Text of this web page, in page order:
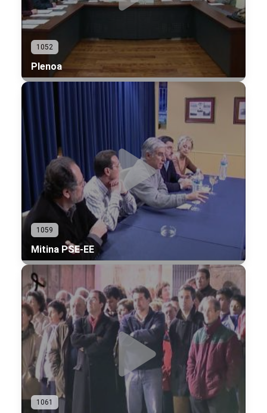
1052
Plenoa
1059
Mitina PSE-EE
1061